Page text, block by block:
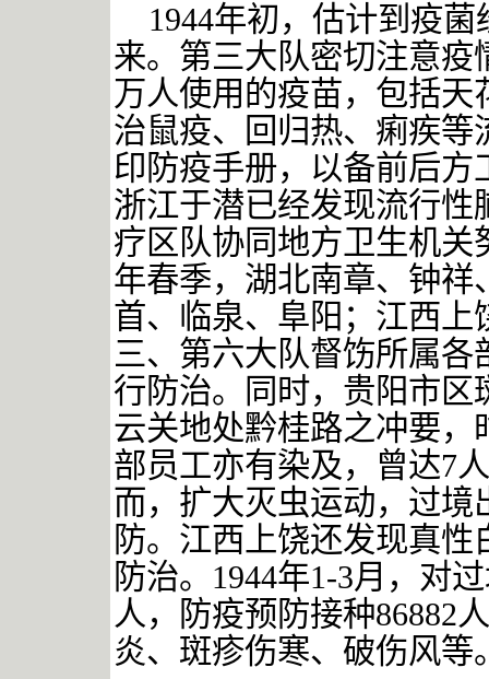
1944年初，估计到疫
来。第三大队密切注意
万人使用的疫苗，包括
治鼠疫、回归热、痢疾
印防疫手册，以备前后
浙江于潜已经发现流行
疗区队协同地方卫生机
年春季，湖北南章、钟
首、临泉、阜阳；江西
三、第六大队督饬所属
行防治。同时，贵阳市
云关地处黔桂路之冲要
部员工亦有染及，曾达7
而，扩大灭虫运动，过
防。江西上饶还发现真性
防治。 1944年1-3月，对
人，防疫预防接种86882
炎、斑疹伤寒、破伤风等